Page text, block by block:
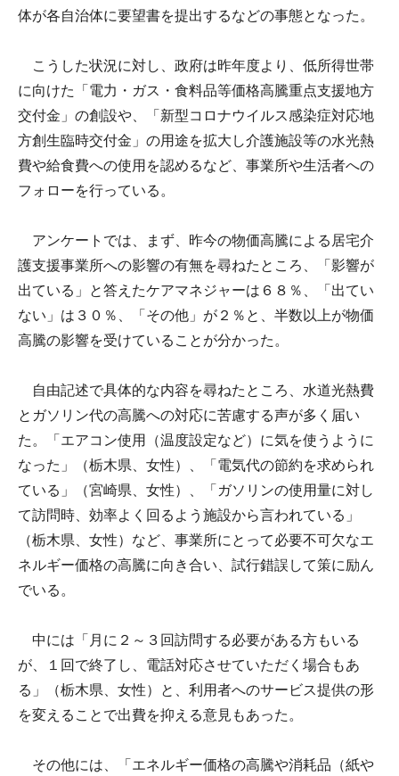
体が各自治体に要望書を提出するなどの事態となった。
こうした状況に対し、政府は昨年度より、低所得世帯
に向けた「電力・ガス・食料品等価格高騰重点支援地方
交付金」の創設や、「新型コロナウイルス感染症対応地
方創生臨時交付金」の用途を拡大し介護施設等の水光熱
費や給食費への使用を認めるなど、事業所や生活者への
フォローを行っている。
アンケートでは、まず、昨今の物価高騰による居宅介
護支援事業所への影響の有無を尋ねたところ、「影響が
出ている」と答えたケアマネジャーは６８％、「出てい
ない」は３０％、「その他」が２％と、半数以上が物価
高騰の影響を受けていることが分かった。
自由記述で具体的な内容を尋ねたところ、水道光熱費
とガソリン代の高騰への対応に苦慮する声が多く届い
た。「エアコン使用（温度設定など）に気を使うように
なった」（栃木県、女性）、「電気代の節約を求められ
ている」（宮崎県、女性）、「ガソリンの使用量に対し
て訪問時、効率よく回るよう施設から言われている」
（栃木県、女性）など、事業所にとって必要不可欠なエ
ネルギー価格の高騰に向き合い、試行錯誤して策に励ん
でいる。
中には「月に２～３回訪問する必要がある方もいる
が、１回で終了し、電話対応させていただく場合もあ
る」（栃木県、女性）と、利用者へのサービス提供の形
を変えることで出費を抑える意見もあった。
その他には、「エネルギー価格の高騰や消耗品（紙や